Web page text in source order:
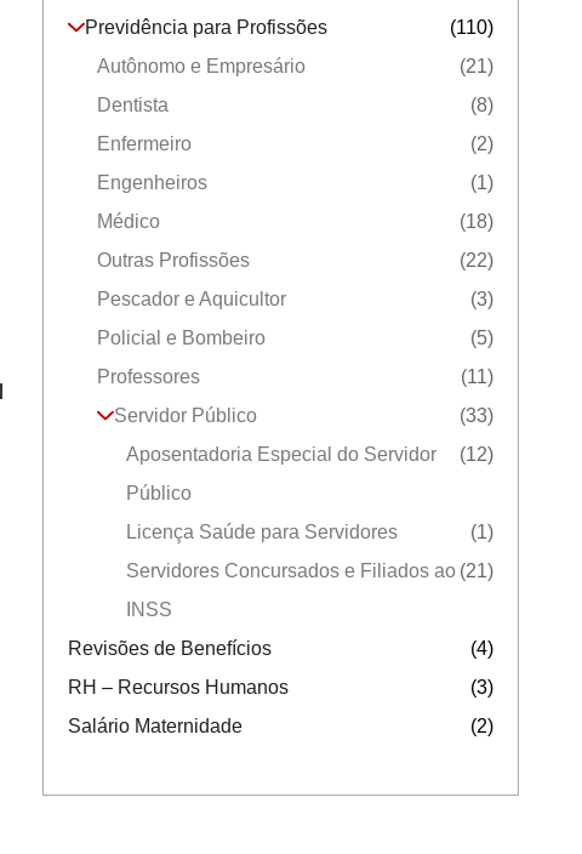
Previdência para Profissões
(110)
Autônomo e Empresário
(21)
Dentista
(8)
Enfermeiro
(2)
Engenheiros
(1)
Médico
(18)
Outras Profissões
(22)
Pescador e Aquicultor
(3)
Policial e Bombeiro
(5)
Professores
(11)
Servidor Público
(33)
Aposentadoria Especial do Servidor
Público
(12)
Licença Saúde para Servidores
(1)
Servidores Concursados e Filiados ao
INSS
(21)
Revisões de Benefícios
(4)
RH – Recursos Humanos
(3)
Salário Maternidade
(2)